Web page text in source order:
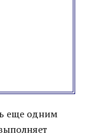
еще одним